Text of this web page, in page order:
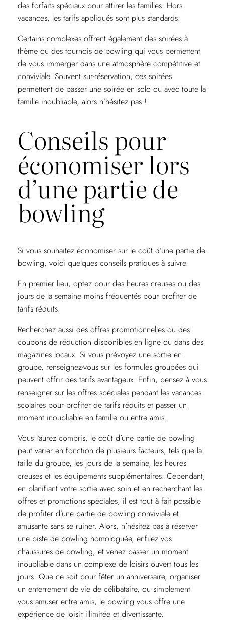
des forfaits spéciaux pour attirer les familles. Hors
vacances, les tarifs appliqués sont plus standards.
Certains complexes offrent également des soirées à
thème ou des tournois de bowling qui vous permettent
de vous immerger dans une atmosphère compétitive et
conviviale. Souvent sur-réservation, ces soirées
permettent de passer une soirée en solo ou avec toute la
famille inoubliable, alors n’hésitez pas !
Conseils pour
économiser lors
d’une partie de
bowling
Si vous souhaitez économiser sur le coût d’une partie de
bowling, voici quelques conseils pratiques à suivre.
En premier lieu, optez pour des heures creuses ou des
jours de la semaine moins fréquentés pour profiter de
tarifs réduits.
Recherchez aussi des offres promotionnelles ou des
coupons de réduction disponibles en ligne ou dans des
magazines locaux. Si vous prévoyez une sortie en
groupe, renseignez-vous sur les formules groupées qui
peuvent offrir des tarifs avantageux. Enfin, pensez à vous
renseigner sur les offres spéciales pendant les vacances
scolaires pour profiter de tarifs réduits et passer un
moment inoubliable en famille ou entre amis.
Vous l’aurez compris, le coût d’une partie de bowling
peut varier en fonction de plusieurs facteurs, tels que la
taille du groupe, les jours de la semaine, les heures
creuses et les équipements supplémentaires. Cependant,
en planifiant votre sortie avec soin et en recherchant les
offres et promotions spéciales, il est tout à fait possible
de profiter d’une partie de bowling conviviale et
amusante sans se ruiner. Alors, n’hésitez pas à réserver
une piste de bowling homologuée, enfilez vos
chaussures de bowling, et venez passer un moment
inoubliable dans un complexe de loisirs ouvert tous les
jours. Que ce soit pour fêter un anniversaire, organiser
un enterrement de vie de célibataire, ou simplement
vous amuser entre amis, le bowling vous offre une
expérience de loisir illimitée et divertissante.